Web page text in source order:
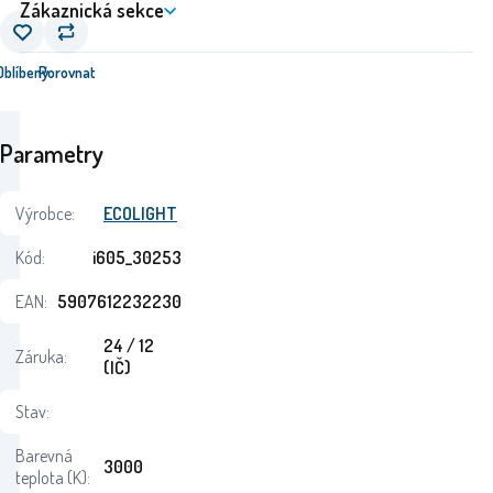
Porovnat
Parametry
Výrobce:
ECOLIGHT
Kód:
i605_30253
EAN: 5907612232230
Záruka:
24 / 12
(IČ)
Stav:
Barevná
teplota (K):
3000
Zákaznická sekce